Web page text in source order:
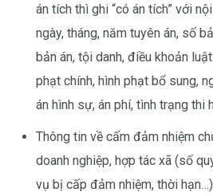
án tích thì ghi “có án tích” với
ngày, tháng, năm tuyên án, số
bản án, tội danh, điều khoản
phạt chính, hình phạt bổ sung,
án hình sự, án phí, tình trạng thi
Thông tin về cấm đảm nhiệm
doanh nghiệp, hợp tác xã (số
vụ bị cấp đảm nhiệm, thời hạn…)